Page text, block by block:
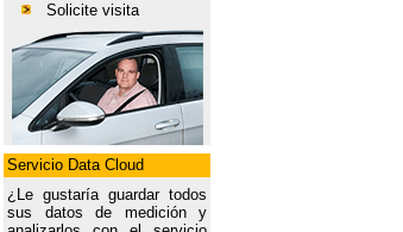
Solicite visita
Servicio Data Cloud
¿Le gustaría guardar todos
sus datos de medición y